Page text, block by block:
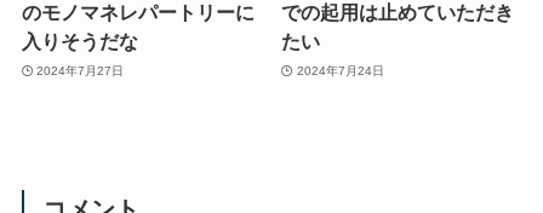
のモノマネレパートリーに
入りそうだな
2024年7月27日
での起用は止めていただき
たい
2024年7月24日